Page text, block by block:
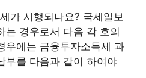
가 시행되나요? 국세일보
는 경우로서 다음 각 호의
우에는 금융투자소득세 과
부를 다음과 같이 하여야